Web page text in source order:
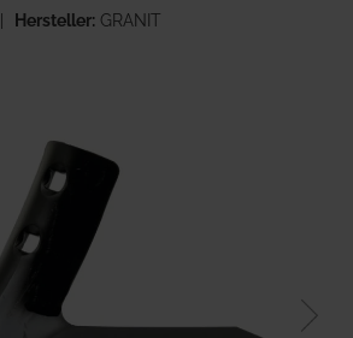
Hersteller:GRANIT